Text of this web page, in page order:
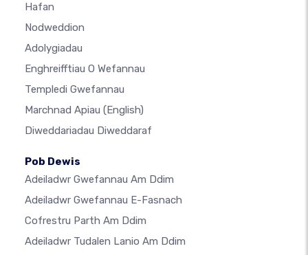
Hafan
Nodweddion
Adolygiadau
Enghreifftiau O Wefannau
Templedi Gwefannau
Marchnad Apiau (English)
Diweddariadau Diweddaraf
Pob Dewis
Adeiladwr Gwefannau Am Ddim
Adeiladwr Gwefannau E-Fasnach
Cofrestru Parth Am Ddim
Adeiladwr Tudalen Lanio Am Ddim